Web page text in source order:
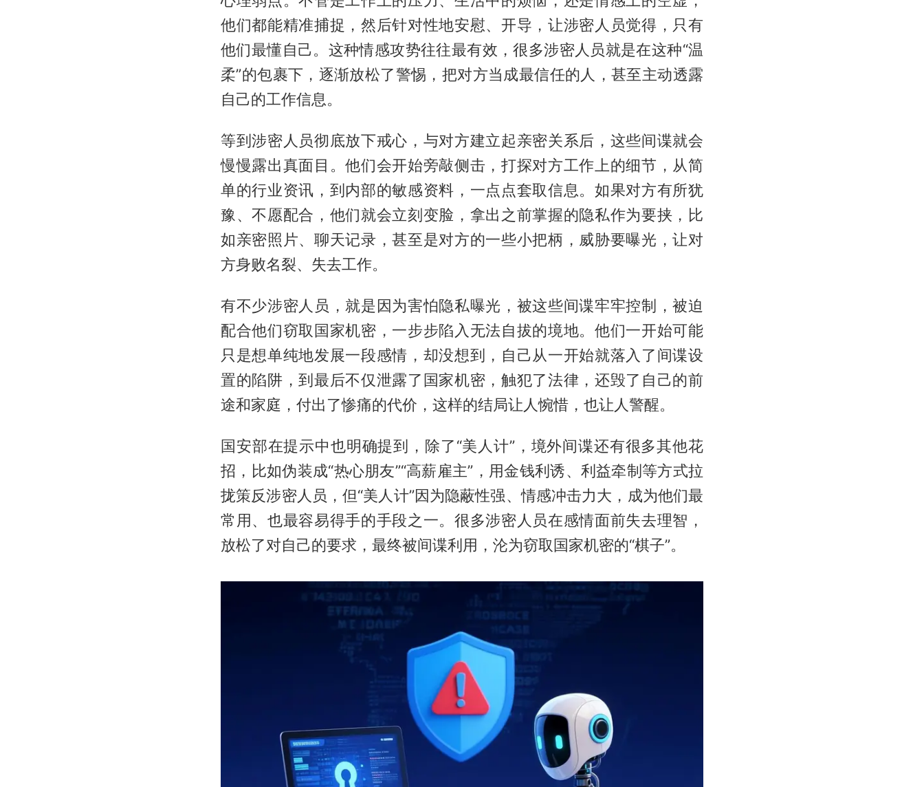
他们都能精准捕捉，然后针对性地安慰、开导，让涉密人员觉得，只有
他们最懂自己。这种情感攻势往往最有效，很多涉密人员就是在这种“温
柔”的包裹下，逐渐放松了警惕，把对方当成最信任的人，甚至主动透露
自己的工作信息。
等到涉密人员彻底放下戒心，与对方建立起亲密关系后，这些间谍就会
慢慢露出真面目。他们会开始旁敲侧击，打探对方工作上的细节，从简
单的行业资讯，到内部的敏感资料，一点点套取信息。如果对方有所犹
豫、不愿配合，他们就会立刻变脸，拿出之前掌握的隐私作为要挟，比
如亲密照片、聊天记录，甚至是对方的一些小把柄，威胁要曝光，让对
方身败名裂、失去工作。
有不少涉密人员，就是因为害怕隐私曝光，被这些间谍牢牢控制，被迫
配合他们窃取国家机密，一步步陷入无法自拔的境地。他们一开始可能
只是想单纯地发展一段感情，却没想到，自己从一开始就落入了间谍设
置的陷阱，到最后不仅泄露了国家机密，触犯了法律，还毁了自己的前
途和家庭，付出了惨痛的代价，这样的结局让人惋惜，也让人警醒。
国安部在提示中也明确提到，除了“美人计”，境外间谍还有很多其他花
招，比如伪装成“热心朋友”“高薪雇主”，用金钱利诱、利益牵制等方式拉
拢策反涉密人员，但“美人计”因为隐蔽性强、情感冲击力大，成为他们最
常用、也最容易得手的手段之一。很多涉密人员在感情面前失去理智，
放松了对自己的要求，最终被间谍利用，沦为窃取国家机密的“棋子”。